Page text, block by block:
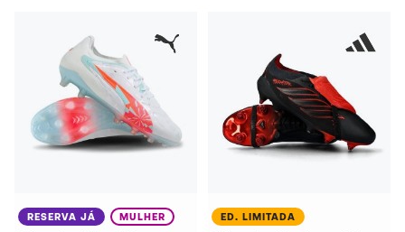
RESERVA JÁ MULHER ED. LIMITADA